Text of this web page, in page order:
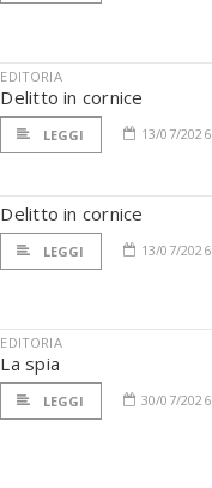
EDITORIA
Delitto in cornice
LEGGI 13/07/2026
Delitto in cornice
LEGGI 13/07/2026
EDITORIA
La spia
LEGGI 30/07/2026